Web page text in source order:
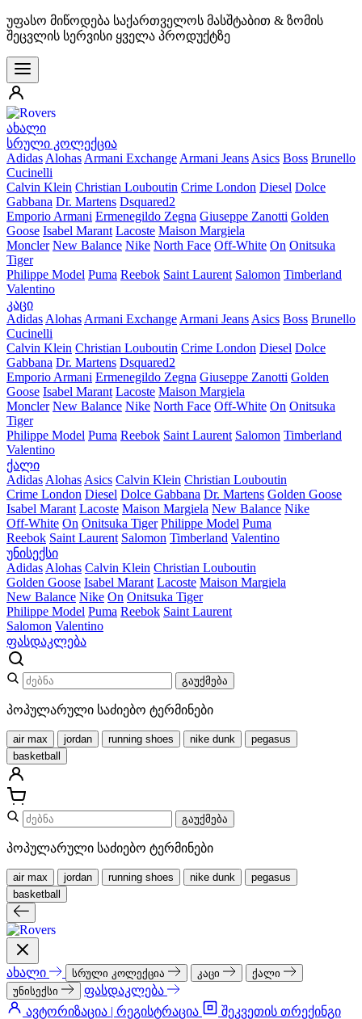
უფასო მიწოდება საქართველოს მასშტაბით & ზომის
შეცვლის სერვისი ყველა პროდუქტზე
ახალი
სრული კოლექცია
Adidas Alohas Armani Exchange Armani Jeans Asics Boss Brunello
Cucinelli
Calvin Klein Christian Louboutin Crime London Diesel Dolce
Gabbana Dr. Martens Dsquared2
Emporio Armani Ermenegildo Zegna Giuseppe Zanotti Golden
Goose Isabel Marant Lacoste Maison Margiela
Moncler New Balance Nike North Face Off-White On Onitsuka
Tiger
Philippe Model Puma Reebok Saint Laurent Salomon Timberland
Valentino
კაცი
Adidas Alohas Armani Exchange Armani Jeans Asics Boss Brunello
Cucinelli
Calvin Klein Christian Louboutin Crime London Diesel Dolce
Gabbana Dr. Martens Dsquared2
Emporio Armani Ermenegildo Zegna Giuseppe Zanotti Golden
Goose Isabel Marant Lacoste Maison Margiela
Moncler New Balance Nike North Face Off-White On Onitsuka
Tiger
Philippe Model Puma Reebok Saint Laurent Salomon Timberland
Valentino
ქალი
Adidas Alohas Asics Calvin Klein Christian Louboutin
Crime London Diesel Dolce Gabbana Dr. Martens Golden Goose
Isabel Marant Lacoste Maison Margiela New Balance Nike
Off-White On Onitsuka Tiger Philippe Model Puma
Reebok Saint Laurent Salomon Timberland Valentino
უნისექსი
Adidas Alohas Calvin Klein Christian Louboutin
Golden Goose Isabel Marant Lacoste Maison Margiela
New Balance Nike On Onitsuka Tiger
Philippe Model Puma Reebok Saint Laurent
Salomon Valentino
ფასდაკლება
გაუქმება
პოპულარული საძიებო ტერმინები
air max jordan running shoes nike dunk
pegasus
basketball
გაუქმება
პოპულარული საძიებო ტერმინები
air max jordan running shoes nike dunk
pegasus
basketball
ახალი სრული კოლექცია კაცი
ქალი
უნისექსი
ფასდაკლება
ავტორიზაცია | რეგისტრაცია
შეკვეთის თრექინგი